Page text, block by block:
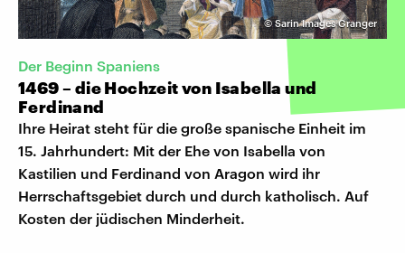
©Sarin Images Granger
Der Beginn Spaniens
1469 – die Hochzeit von Isabella und
Ferdinand
Ihre Heirat steht für die große spanische Einheit im
15. Jahrhundert: Mit der Ehe von Isabella von
Kastilien und Ferdinand von Aragon wird ihr
Herrschaftsgebiet durch und durch katholisch. Auf
Kosten der jüdischen Minderheit.